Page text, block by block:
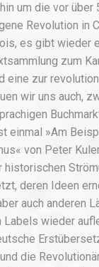
um die vor über
Revolution in
es gibt wieder
zum
eine zur
wir uns auch,
einmal »Am
von Peter
historischen
deren Ideen
auch anderen
wieder
die